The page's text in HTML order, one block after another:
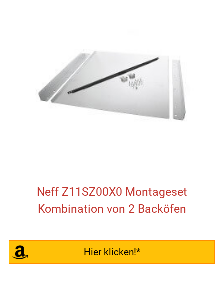
Neff Z11SZ00X0 Montageset
Kombination von 2 Backöfen
Hier klicken!*